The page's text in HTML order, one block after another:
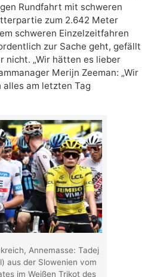
Rundfahrt mit schweren
zum 2.642 Meter
schweren Einzelzeitfahren
zur Sache geht, gefällt
nicht. „Wir hätten es lieber
Merijn Zeeman: „Wir
alles am letzten Tag
Annemasse: Tadej
aus der Slowenien vom
im Weißen Trikot des